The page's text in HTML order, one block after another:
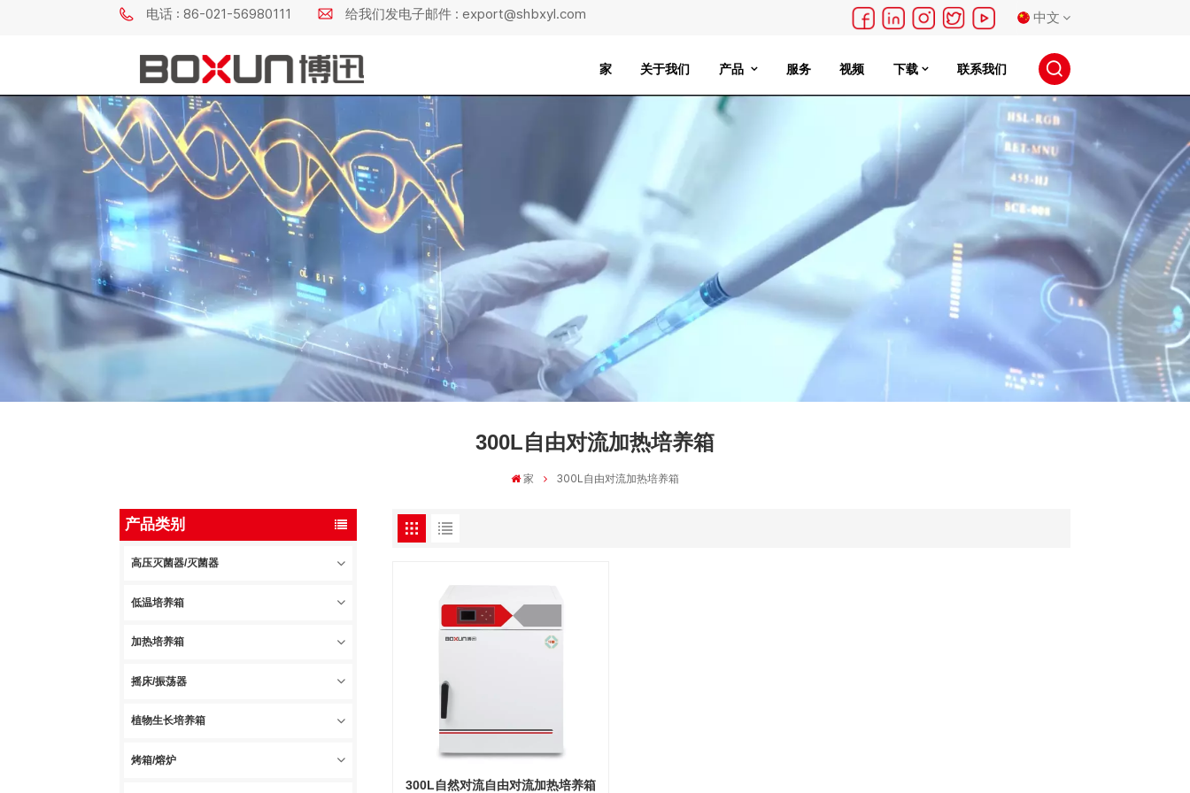
电话 : 86-021-56980111 给我们发电子邮件 : export@shbxyl.com 中文
English
français
русский
español
português
日本語
家 关于我们 产品 服务 视频 下载 联系我们
300L自由对流加热培养箱
家 300L自由对流加热培养箱
产品类别
高压灭菌器/灭菌器
低温培养箱
加热培养箱
摇床/振荡器
植物生长培养箱
烤箱/熔炉
300L自然对流自由对流加热培养箱